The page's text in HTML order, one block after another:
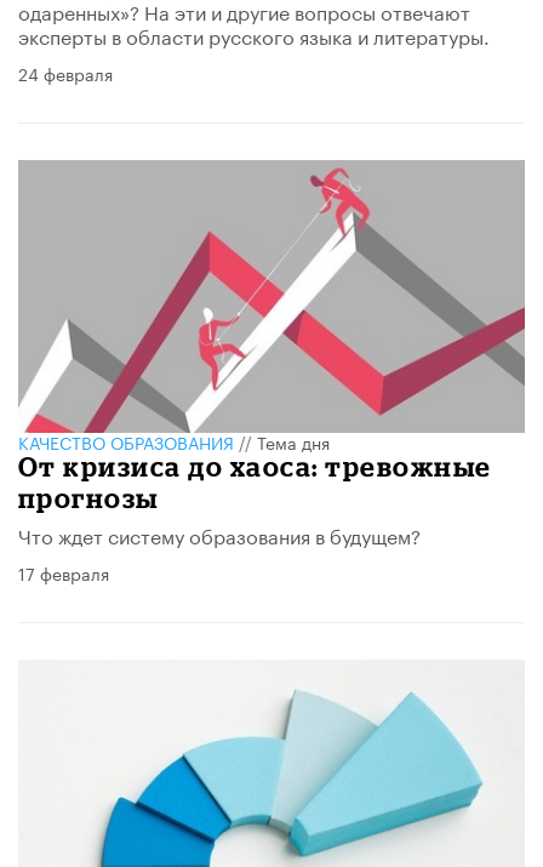
одаренных»? На эти и другие вопросы отвечают
эксперты в области русского языка и литературы.
24 февраля
КАЧЕСТВО ОБРАЗОВАНИЯ//Тема дня
От кризиса до хаоса: тревожные
прогнозы
Что ждет систему образования в будущем?
17 февраля